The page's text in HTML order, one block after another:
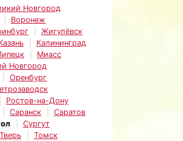
Новгород
Воронеж
Жигулёвск
Калининград
Миасс
Новгород
Оренбург
Ростов-на-Дону
Саранск
Саратов
Сургут
Тверь
Томск